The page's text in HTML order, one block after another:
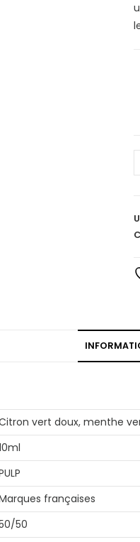
vert doux, menthe
françaises
50